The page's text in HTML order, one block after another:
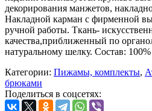
декорирования манжетов,
Накладной карман с фирменной
ручной работы. Ткань-
качества,приближенный по
натуральному шелку. Состав: 100%
Категории: Пижамы, комплекты,
брюками
Поделиться в соцсетях: